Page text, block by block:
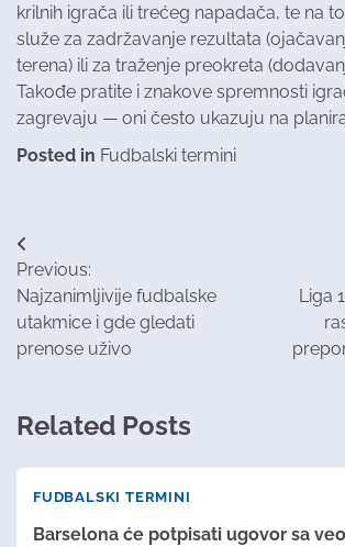
krilnih igrača ili trećeg napadača, te na
služe za zadržavanje rezultata
terena) ili za traženje preokreta
Takođe pratite i znakove spremnosti
zagrevaju — oni često ukazuju na
Posted in Fudbalski termini
Post
navigation
Previous:
Najzanimljivije fudbalske
utakmice i gde gledati
prenose uživo
Liga
Related Posts
FUDBALSKI TERMINI
Barselona će potpisati ugovor sa